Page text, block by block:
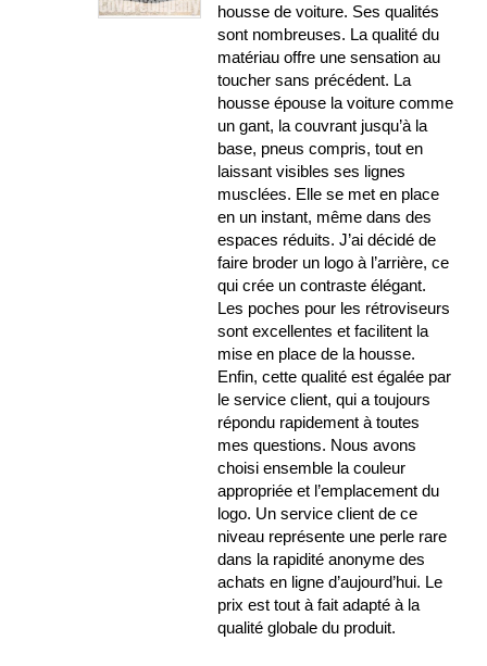
housse de voiture. Ses qualités
sont nombreuses. La qualité du
matériau offre une sensation au
toucher sans précédent. La
housse épouse la voiture comme
un gant, la couvrant jusqu’à la
base, pneus compris, tout en
laissant visibles ses lignes
musclées. Elle se met en place
en un instant, même dans des
espaces réduits. J’ai décidé de
faire broder un logo à l’arrière, ce
qui crée un contraste élégant.
Les poches pour les rétroviseurs
sont excellentes et facilitent la
mise en place de la housse.
Enfin, cette qualité est égalée par
le service client, qui a toujours
répondu rapidement à toutes
mes questions. Nous avons
choisi ensemble la couleur
appropriée et l’emplacement du
logo. Un service client de ce
niveau représente une perle rare
dans la rapidité anonyme des
achats en ligne d’aujourd’hui. Le
prix est tout à fait adapté à la
qualité globale du produit.